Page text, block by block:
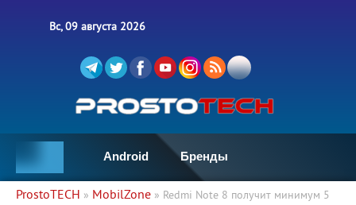
Вс, 09 августа 2026
Android Бренды
ProstoTECH » MobilZone » Redmi Note 8 получит минимум 5